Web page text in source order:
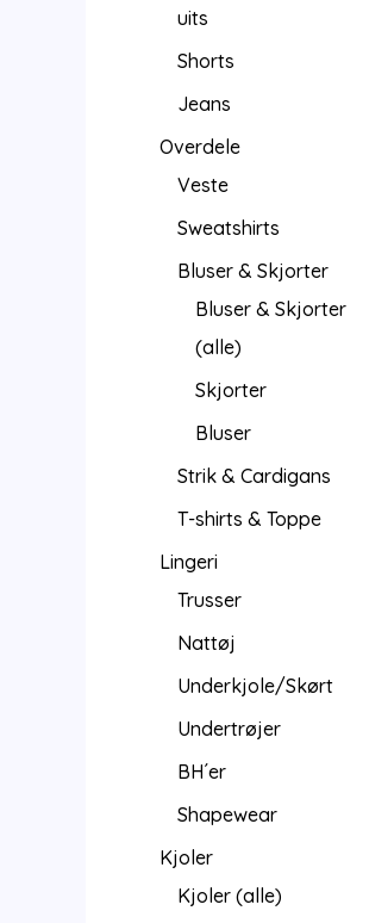
uits
Shorts
Jeans
Overdele
Veste
Sweatshirts
Bluser & Skjorter
Bluser & Skjorter
(alle)
Skjorter
Bluser
Strik & Cardigans
T-shirts & Toppe
Lingeri
Trusser
Nattøj
Underkjole/Skørt
Undertrøjer
BH´er
Shapewear
Kjoler
Kjoler (alle)